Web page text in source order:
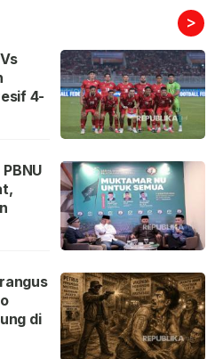
>
4-
di